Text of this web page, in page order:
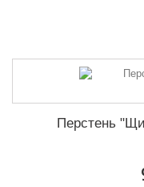
Перстень